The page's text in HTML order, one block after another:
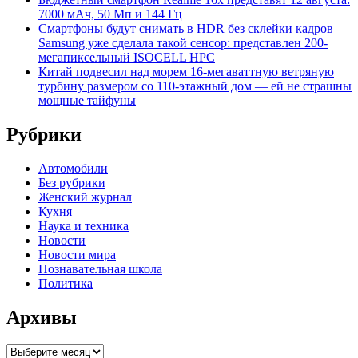
7000 мАч, 50 Мп и 144 Гц
Смартфоны будут снимать в HDR без склейки кадров —
Samsung уже сделала такой сенсор: представлен 200-
мегапиксельный ISOCELL HPC
Китай подвесил над морем 16-мегаваттную ветряную
турбину размером со 110-этажный дом — ей не страшны
мощные тайфуны
Рубрики
Автомобили
Без рубрики
Женский журнал
Кухня
Наука и техника
Новости
Новости мира
Познавательная школа
Политика
Архивы
Архивы